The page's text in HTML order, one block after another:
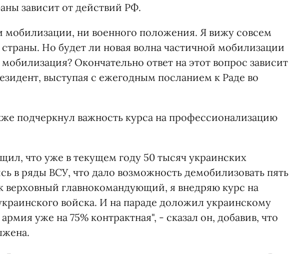
зависит от действий РФ.
мобилизации, ни военного положения. Я вижу совсем
Но будет ли новая волна частичной мобилизации
Окончательно ответ на этот вопрос зависит
выступая с ежегодным посланием к Раде во
подчеркнул важность курса на профессионализацию
что уже в текущем году 50 тысяч украинских
в ряды ВСУ, что дало возможность демобилизовать пять
верховный главнокомандующий, я внедряю курс на
войска. И на параде доложил украинскому
уже на 75% контрактная", - сказал он, добавив, что